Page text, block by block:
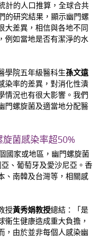
計的人口推算，全球合共
的研究結果，顯示幽門螺
大差異，相信與各地不同
例如當地是否有潔淨的水
學院五年級醫科生孫文遠
染率的差異，對消化性潰
情況也有很大影響。我們
門螺旋菌及適當地分配醫
菌感染率超50%
國家或地區，幽門螺旋菌
、葡萄牙及愛沙尼亞。香
、南韓及台灣等，相關感
授黃秀娟教授總結：「是
衞生健康造成重大負擔，
，由於並非每個人感染幽